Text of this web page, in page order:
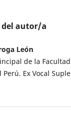
autor/a
León
de la
Perú. Ex Vocal